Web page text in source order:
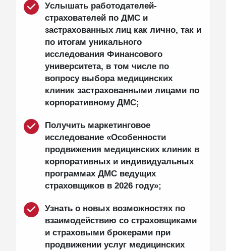
Услышать работодателей-
страхователей по ДМС и
застрахованных лиц как лично, так и
по итогам уникального
исследования Финансового
университета, в том числе по
вопросу выбора медицинских
клиник застрахованными лицами по
корпоративному ДМС;
Получить маркетинговое
исследование «Особенности
продвижения медицинских клиник в
корпоративных и индивидуальных
программах ДМС ведущих
страховщиков в 2026 году»;
Узнать о новых возможностях по
взаимодействию со страховщиками
и страховыми брокерами при
продвижении услуг медицинских